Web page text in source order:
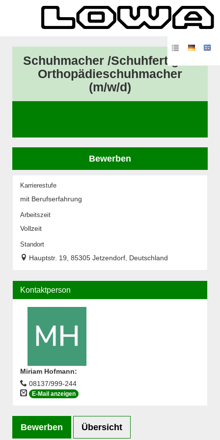
Schuhmacher /Schuhfertiger /
Orthopädieschuhmacher
(m/w/d)
Bewerben
Karrierestufe
mit Berufserfahrung
Arbeitszeit
Vollzeit
Standort
Hauptstr. 19, 85305 Jetzendorf, Deutschland
Kontaktperson
Miriam Hofmann:
08137/999-244
E-Mail anzeigen
Bewerben Übersicht